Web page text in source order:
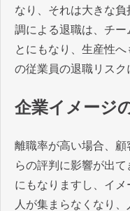
なり、それは大きな
調による退職は、チー
とにもなり、生産性
の従業員の退職リスク
企業イメージ
離職率が高い場合、
らの評判に影響が出
にもなりますし、イ
人が集まらなくなり